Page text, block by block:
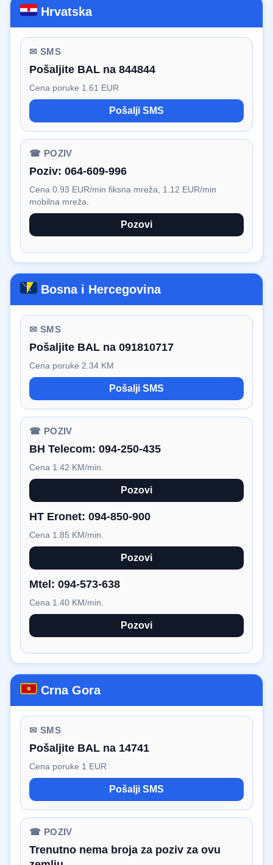
Hrvatska
✉ SMS
Pošaljite BAL na 844844
Cena poruke 1.61 EUR
Pošalji SMS
☎ POZIV
Poziv: 064-609-996
Cena 0.93 EUR/min fiksna mreža, 1.12 EUR/min
mobilna mreža.
Pozovi
Bosna i Hercegovina
✉ SMS
Pošaljite BAL na 091810717
Cena poruke 2.34 KM
Pošalji SMS
☎ POZIV
BH Telecom: 094-250-435
Cena 1.42 KM/min.
Pozovi
HT Eronet: 094-850-900
Cena 1.85 KM/min.
Pozovi
Mtel: 094-573-638
Cena 1.40 KM/min.
Pozovi
Crna Gora
✉ SMS
Pošaljite BAL na 14741
Cena poruke 1 EUR
Pošalji SMS
☎ POZIV
Trenutno nema broja za poziv za ovu